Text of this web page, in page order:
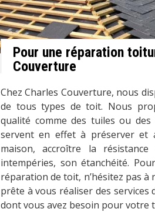
Pour une réparation
Couverture
Chez Charles Couverture, nous
de tous types de toit. Nous
qualité comme des tuiles ou
servent en effet à préserver et
maison, accroître la
intempéries, son étanchéité.
réparation de toit, n’hésitez pas
prête à vous réaliser des services
dont vous avez besoin pour votre